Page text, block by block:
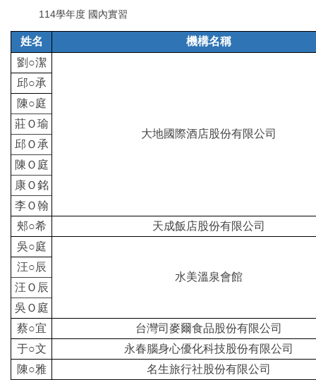
114學年度 國內實習
姓名
機構名稱
劉○潔
大地國際酒店股份有限公司
邱○承
陳○庭
莊Ｏ瑜
邱Ｏ承
陳Ｏ庭
康Ｏ銘
李Ｏ翰
郟○希
天成飯店股份有限公司
吳○庭
水美溫泉會館
汪○辰
汪Ｏ辰
吳Ｏ庭
蔡○宜
台灣司麥爾食品股份有限公司
于○文
永春腦身心優化科技股份有限公司
陳○雅
名生旅行社股份有限公司